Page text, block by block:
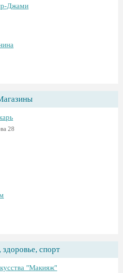
Джами
28
здоровье, спорт
"Макияж"